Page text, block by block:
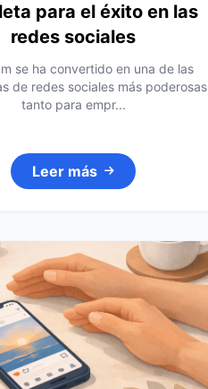
para el éxito en las
redes sociales
se ha convertido en una de las
de redes sociales más poderosas
tanto para empr...
Leer más